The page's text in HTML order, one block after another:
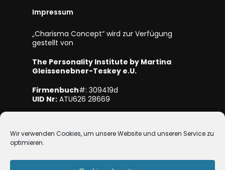
Wir verwenden Cookies, um unsere Website und unseren Service zu
optimieren.
Impressum
„Charisma Concept“ wird zur Verfügung
gestellt von
The Personality Institute by Martina
Gleissenebner-Teskey e.U.
Firmenbuch#: 309419d
UID Nr: ATU626 28669